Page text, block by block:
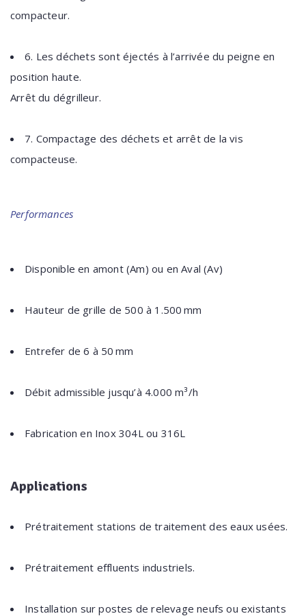
compacteur.
6. Les déchets sont éjectés à l’arrivée du peigne en
position haute.
Arrêt du dégrilleur.
7. Compactage des déchets et arrêt de la vis
compacteuse.
Performances
Disponible en amont (Am) ou en Aval (Av)
Hauteur de grille de 500 à 1.500 mm
Entrefer de 6 à 50 mm
Débit admissible jusqu’à 4.000 m³/h
Fabrication en Inox 304L ou 316L
Applications
Prétraitement stations de traitement des eaux usées.
Prétraitement effluents industriels.
Installation sur postes de relevage neufs ou existants